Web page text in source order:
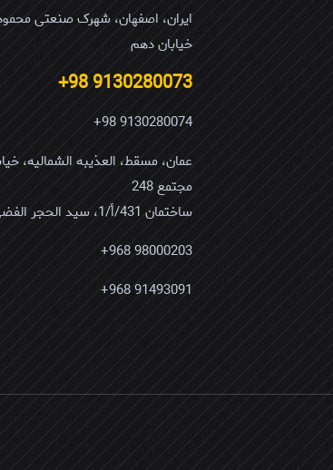
ایران، اصفهان، شهرک صنعتی
خیابان دهم
9130280073 98+
9130280074 98+
مجتمع 248
ساختمان 431/أ/1، سید الحجر الفضی
98000203 968+
91493091 968+